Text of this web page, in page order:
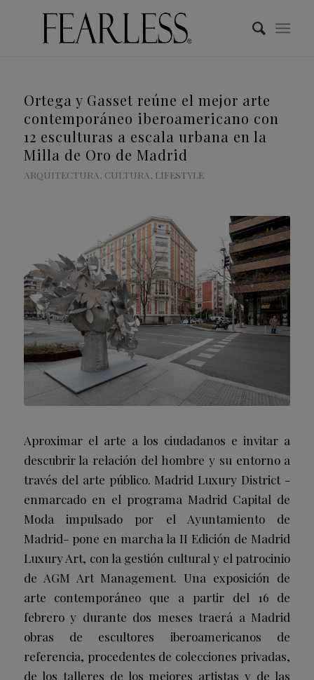
Ortega y Gasset reúne el mejor arte
contemporáneo iberoamericano con
12 esculturas a escala urbana en la
Milla de Oro de Madrid
ARQUITECTURA, CULTURA, LIFESTYLE
Aproximar el arte a los ciudadanos e invitar a
descubrir la relación del hombre y su entorno a
través del arte público. Madrid Luxury District -
enmarcado en el programa Madrid Capital de
Moda impulsado por el Ayuntamiento de
Madrid- pone en marcha la II Edición de Madrid
Luxury Art, con la gestión cultural y el patrocinio
de AGM Art Management. Una exposición de
arte contemporáneo que a partir del 16 de
febrero y durante dos meses traerá a Madrid
obras de escultores iberoamericanos de
referencia, procedentes de colecciones privadas,
de los talleres de los mejores artistas y de las